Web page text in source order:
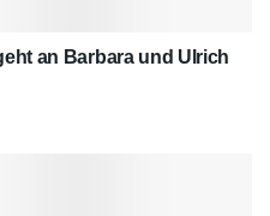
an Barbara und Ulrich